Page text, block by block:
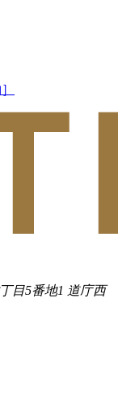
目5番地1 道庁西